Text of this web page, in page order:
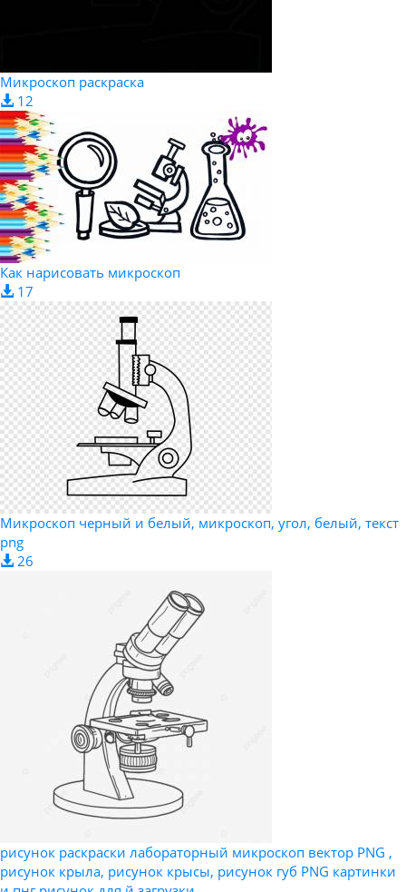
Микроскоп раскраска
12
Как нарисовать микроскоп
17
Микроскоп черный и белый, микроскоп, угол, белый, текст
png
26
рисунок раскраски лабораторный микроскоп вектор PNG ,
рисунок крыла, рисунок крысы, рисунок губ PNG картинки